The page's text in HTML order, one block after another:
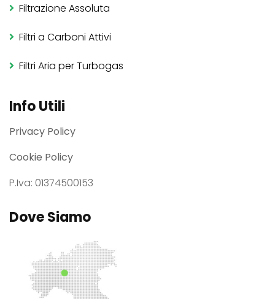
Filtrazione Assoluta
Filtri a Carboni Attivi
Filtri Aria per Turbogas
Info Utili
Privacy Policy
Cookie Policy
P.Iva: 01374500153
Dove Siamo